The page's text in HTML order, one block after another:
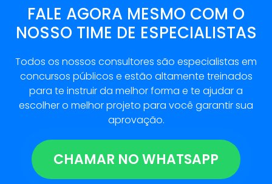
FALE AGORA MESMO COM O
NOSSO TIME DE ESPECIALISTAS
Todos os nossos consultores são especialistas em
concursos públicos e estão altamente treinados
para te instruir da melhor forma e te ajudar a
escolher o melhor projeto para você garantir sua
aprovação.
CHAMAR NO WHATSAPP